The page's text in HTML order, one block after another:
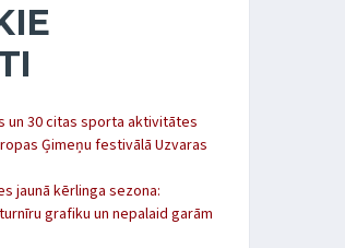
un 30 citas sporta aktivitātes
Ģimeņu festivālā Uzvaras
jaunā kērlinga sezona:
grafiku un nepalaid garām